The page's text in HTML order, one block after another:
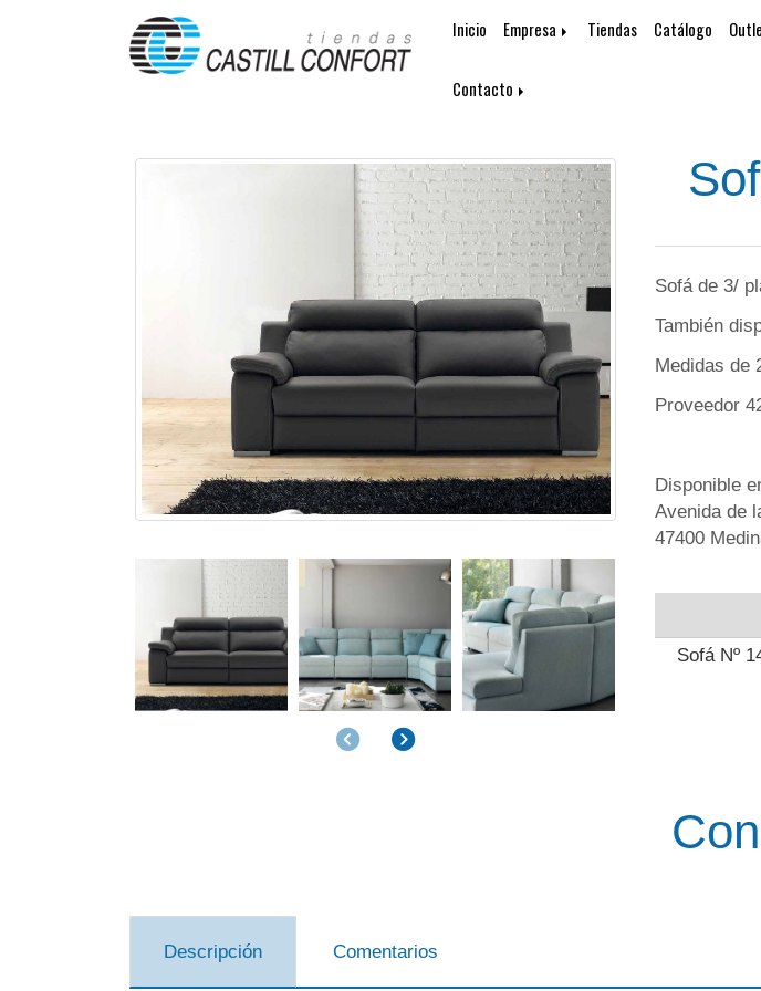
Inicio Empresa Tiendas Catálogo
Contacto
AnteriorSiguiente
Sofá de 3/
También
Medidas de
Proveedor
Disponible
Avenida de
47400
Sofá Nº
Descripción Comentarios